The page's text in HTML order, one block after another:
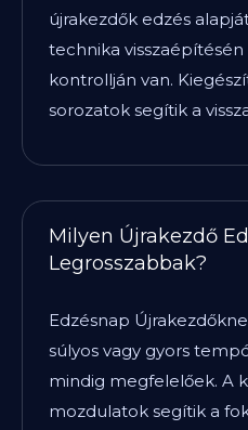
újrakezdők edzés
technika
kontrollján van.
sorozatok segítik a
Milyen Újrakezdő
Legrosszabbak?
Edzésnap
súlyos vagy gyors
mindig megfelelőek. A
mozdulatok segítik a